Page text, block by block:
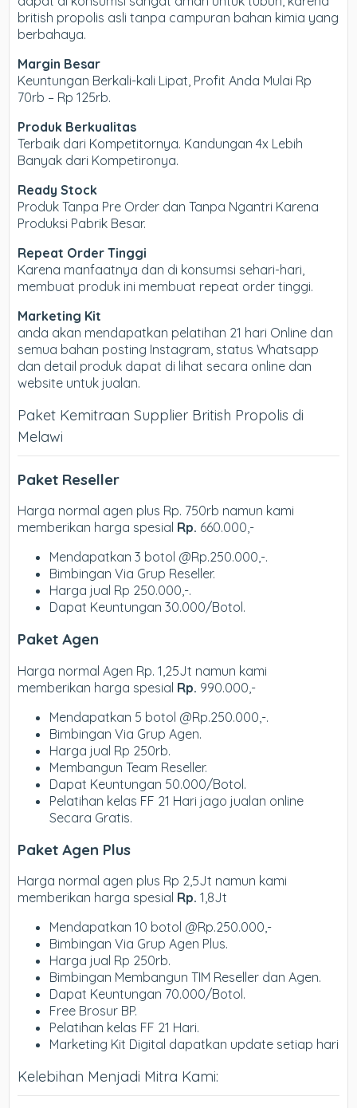
british propolis asli tanpa campuran bahan kimia yang
berbahaya.
Margin Besar
Keuntungan Berkali-kali Lipat, Profit Anda Mulai Rp
70rb – Rp 125rb.
Produk Berkualitas
Terbaik dari Kompetitornya. Kandungan 4x Lebih
Banyak dari Kompetironya.
Ready Stock
Produk Tanpa Pre Order dan Tanpa Ngantri Karena
Produksi Pabrik Besar.
Repeat Order Tinggi
Karena manfaatnya dan di konsumsi sehari-hari,
membuat produk ini membuat repeat order tinggi.
Marketing Kit
anda akan mendapatkan pelatihan 21 hari Online dan
semua bahan posting Instagram, status Whatsapp
dan detail produk dapat di lihat secara online dan
website untuk jualan.
Paket Kemitraan Supplier British Propolis di
Melawi
Paket Reseller
Harga normal agen plus Rp. 750rb namun kami
memberikan harga spesial Rp. 660.000,-
Mendapatkan 3 botol @Rp.250.000,-.
Bimbingan Via Grup Reseller.
Harga jual Rp 250.000,-.
Dapat Keuntungan 30.000/Botol.
Paket Agen
Harga normal Agen Rp. 1,25Jt namun kami
memberikan harga spesial Rp. 990.000,-
Mendapatkan 5 botol @Rp.250.000,-.
Bimbingan Via Grup Agen.
Harga jual Rp 250rb.
Membangun Team Reseller.
Dapat Keuntungan 50.000/Botol.
Pelatihan kelas FF 21 Hari jago jualan online
Secara Gratis.
Paket Agen Plus
Harga normal agen plus Rp 2,5Jt namun kami
memberikan harga spesial Rp. 1,8Jt
Mendapatkan 10 botol @Rp.250.000,-
Bimbingan Via Grup Agen Plus.
Harga jual Rp 250rb.
Bimbingan Membangun TIM Reseller dan Agen.
Dapat Keuntungan 70.000/Botol.
Free Brosur BP.
Pelatihan kelas FF 21 Hari.
Marketing Kit Digital dapatkan update setiap hari
Kelebihan Menjadi Mitra Kami: